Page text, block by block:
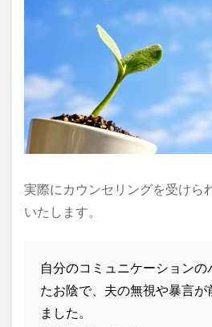
実際にカウンセリングを受けら
いたします。
自分のコミュニケーションの
たお陰で、夫の無視や暴言が
ました。